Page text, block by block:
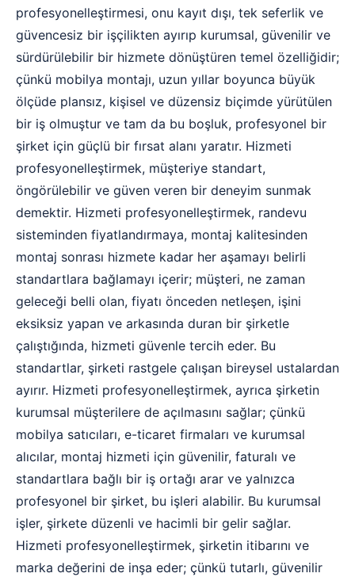
profesyonelleştirmesi, onu kayıt dışı, tek seferlik ve
güvencesiz bir işçilikten ayırıp kurumsal, güvenilir ve
sürdürülebilir bir hizmete dönüştüren temel özelliğidir;
çünkü mobilya montajı, uzun yıllar boyunca büyük
ölçüde plansız, kişisel ve düzensiz biçimde yürütülen
bir iş olmuştur ve tam da bu boşluk, profesyonel bir
şirket için güçlü bir fırsat alanı yaratır. Hizmeti
profesyonelleştirmek, müşteriye standart,
öngörülebilir ve güven veren bir deneyim sunmak
demektir. Hizmeti profesyonelleştirmek, randevu
sisteminden fiyatlandırmaya, montaj kalitesinden
montaj sonrası hizmete kadar her aşamayı belirli
standartlara bağlamayı içerir; müşteri, ne zaman
geleceği belli olan, fiyatı önceden netleşen, işini
eksiksiz yapan ve arkasında duran bir şirketle
çalıştığında, hizmeti güvenle tercih eder. Bu
standartlar, şirketi rastgele çalışan bireysel ustalardan
ayırır. Hizmeti profesyonelleştirmek, ayrıca şirketin
kurumsal müşterilere de açılmasını sağlar; çünkü
mobilya satıcıları, e-ticaret firmaları ve kurumsal
alıcılar, montaj hizmeti için güvenilir, faturalı ve
standartlara bağlı bir iş ortağı arar ve yalnızca
profesyonel bir şirket, bu işleri alabilir. Bu kurumsal
işler, şirkete düzenli ve hacimli bir gelir sağlar.
Hizmeti profesyonelleştirmek, şirketin itibarını ve
marka değerini de inşa eder; çünkü tutarlı, güvenilir